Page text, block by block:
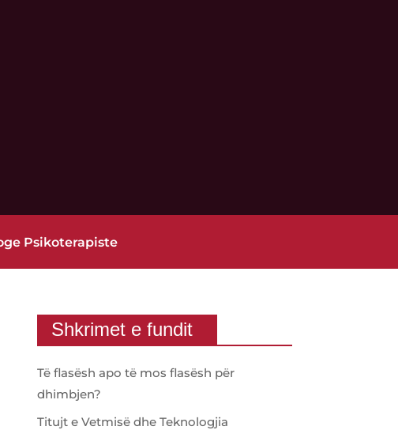
Psikoterapiste
Shkrimet e fundit
Të flasësh apo të mos flasësh për
dhimbjen?
Titujt e Vetmisë dhe Teknologjia